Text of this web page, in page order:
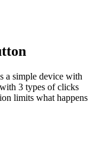
a simple device with
3 types of clicks
limits what happens